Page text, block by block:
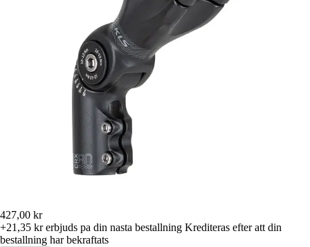
427,00 kr
+21,35 krerbjuds pa din nasta bestallning Krediteras efter att din
bestallning har bekraftats